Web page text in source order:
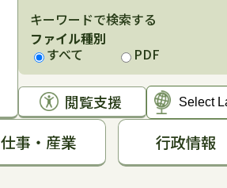
キーワードで検索する
ファイル種別
すべて
PDF
閲覧支援
仕事・産業 行政情報